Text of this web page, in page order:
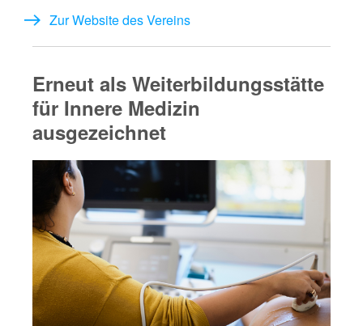
Zur Website des Vereins
Erneut als Weiterbildungsstätte
für Innere Medizin
ausgezeichnet